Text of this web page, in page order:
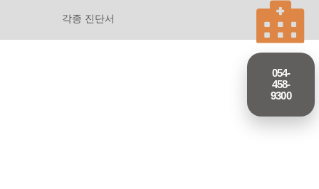
각종 진단서
054-
458-
9300